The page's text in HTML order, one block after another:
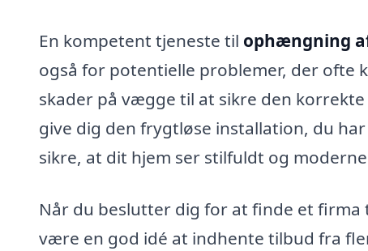
En kompetent tjeneste til ophængning
også for potentielle problemer, der ofte
skader på vægge til at sikre den
give dig den frygtløse installation, du
sikre, at dit hjem ser stilfuldt og
Når du beslutter dig for at finde et firma
være en god idé at indhente tilbud fra